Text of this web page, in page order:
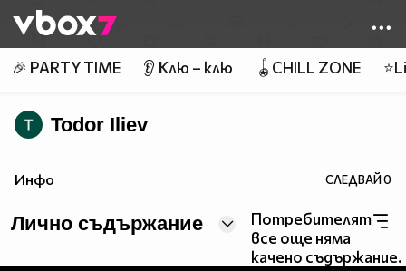
👾
🎉 PARTY TIME 👂 Клю – клю 🪀CHILL ZONE
Todor Iliev
Инфо СЛЕДВАЙ0
Лично съдържание
Потребителят
все още няма
качено съдържание.